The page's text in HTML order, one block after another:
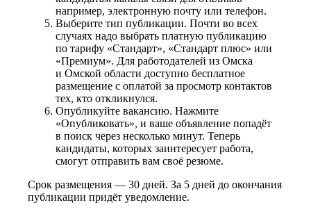
например, электронную почту или телефон.
Выберите тип публикации. Почти во всех
случаях надо выбрать платную публикацию
по тарифу «Стандарт», «Стандарт плюс» или
«Премиум». Для работодателей из Омска
и Омской области доступно бесплатное
размещение с оплатой за просмотр контактов
тех, кто откликнулся.
Опубликуйте вакансию. Нажмите
«Опубликовать», и ваше объявление попадёт
в поиск через несколько минут. Теперь
кандидаты, которых заинтересует работа,
смогут отправить вам своё резюме.
Срок размещения — 30 дней. За 5 дней до окончания
публикации придёт уведомление.